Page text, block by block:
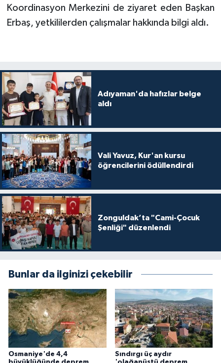
Koordinasyon Merkezini de ziyaret eden Başkan
Erbaş, yetkililerden çalışmalar hakkında bilgi aldı.
Adıyaman'da hafızlar belge
aldı
Vali Yavuz, Kur'an kursu
öğrencilerini ödüllendirdi
Zonguldak’ta "Cami-Çocuk
Şenliği" düzenlendi
Bunlar da ilginizi çekebilir
Osmaniye'de 4,4
Sındırgı üç aydır
Iğdır Müftülüğü
Isparta Müftülüğü
İzmir Müftülüğü
Kahramanmaraş Müftülüğü
Karabük Müftülüğü
Karaman Müftülüğü
Kars Müftülüğü
Kastamonu Müftülüğü
Kayseri Müftülüğü
Kırıkkale Müftülüğü
Kırklareli Müftülüğü
Kırşehir Müftülüğü
Kocaeli Müftülüğü